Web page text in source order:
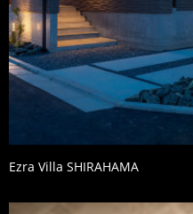
Ezra Villa SHIRAHAMA